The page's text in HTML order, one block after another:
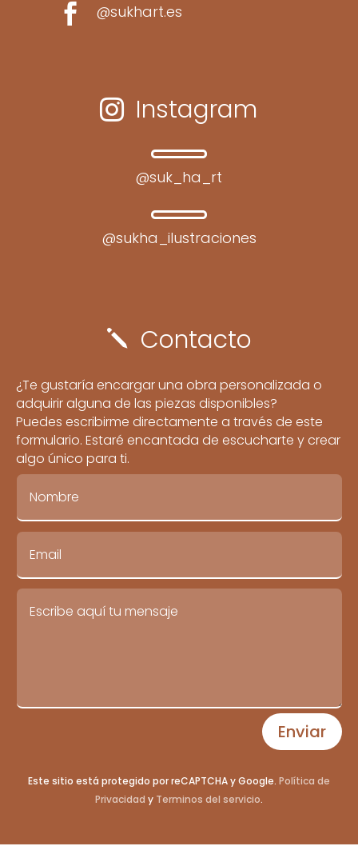
 @sukhart.es
 Instagram
@suk_ha_rt
@sukha_ilustraciones
j Contacto
¿Te gustaría encargar una obra personalizada o
adquirir alguna de las piezas disponibles?
Puedes escribirme directamente a través de este
formulario. Estaré encantada de escucharte y crear
algo único para ti.
Enviar
Este sitio está protegido por reCAPTCHA y Google. Política de
Privacidad yTerminos del servicio.